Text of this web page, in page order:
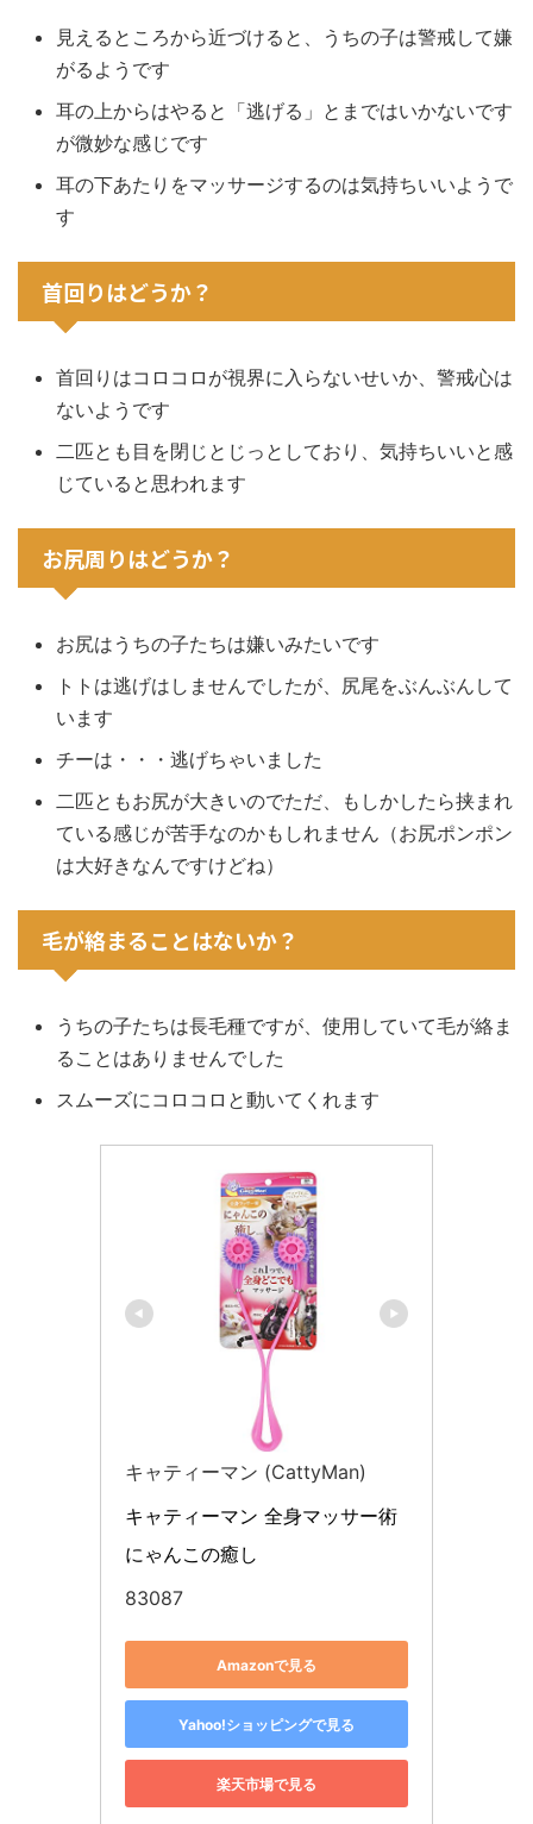
見えるところから近づけると、うちの子は警戒して嫌
がるようです
耳の上からはやると「逃げる」とまではいかないです
が微妙な感じです
耳の下あたりをマッサージするのは気持ちいいようで
す
首回りはどうか？
首回りはコロコロが視界に入らないせいか、警戒心は
ないようです
二匹とも目を閉じとじっとしており、気持ちいいと感
じていると思われます
お尻周りはどうか？
お尻はうちの子たちは嫌いみたいです
トトは逃げはしませんでしたが、尻尾をぶんぶんして
います
チーは・・・逃げちゃいました
二匹ともお尻が大きいのでただ、もしかしたら挟まれ
ている感じが苦手なのかもしれません（お尻ポンポン
は大好きなんですけどね）
毛が絡まることはないか？
うちの子たちは長毛種ですが、使用していて毛が絡ま
ることはありませんでした
スムーズにコロコロと動いてくれます
キャティーマン (CattyMan)
キャティーマン 全身マッサー術
にゃんこの癒し
83087
Amazonで見る
Yahoo!ショッピングで見る
楽天市場で見る